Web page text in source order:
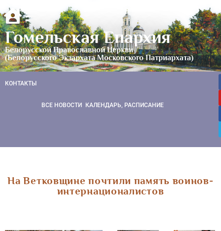
Гомельская Епархия
Белорусской Православной Церкви
(Белорусского Экзархата Московского Патриархата)
КОНТАКТЫ
ВСЕ НОВОСТИ КАЛЕНДАРЬ, РАСПИСАНИЕ
На Ветковщине почтили память воинов-
интернационалистов